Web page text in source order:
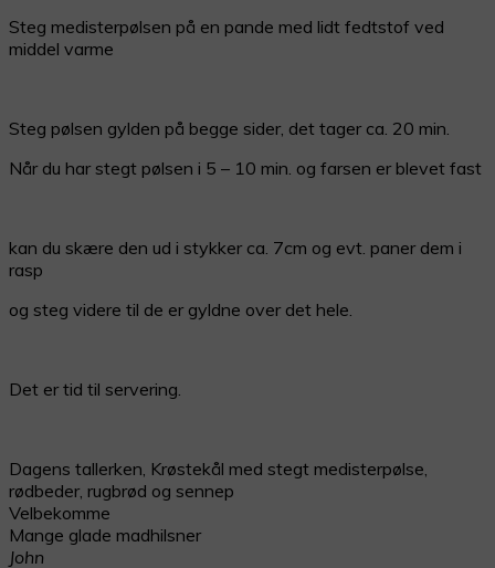
Steg medisterpølsen på en pande med lidt fedtstof ved
middel varme
Steg pølsen gylden på begge sider, det tager ca. 20 min.
Når du har stegt pølsen i 5 – 10 min. og farsen er blevet fast
kan du skære den ud i stykker ca. 7cm og evt. paner dem i
rasp
og steg videre til de er gyldne over det hele.
Det er tid til servering.
Dagens tallerken, Krøstekål med stegt medisterpølse,
rødbeder, rugbrød og sennep
Velbekomme
Mange glade madhilsner
John